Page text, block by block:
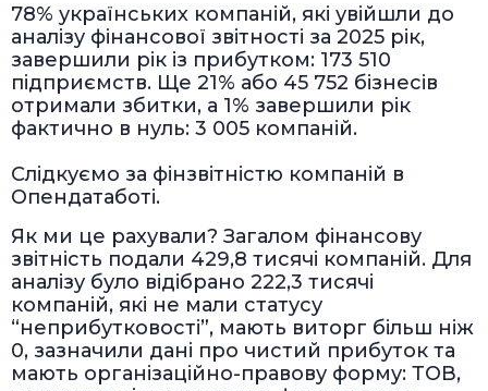
78% українських компаній, які увійшли до
аналізу фінансової звітності за 2025 рік,
завершили рік із прибутком: 173 510
підприємств. Ще 21% або 45 752 бізнесів
отримали збитки, а 1% завершили рік
фактично в нуль: 3 005 компаній.
Слідкуємо за фінзвітністю компаній в
Опендатаботі.
Як ми це рахували? Загалом фінансову
звітність подали 429,8 тисячі компаній. Для
аналізу було відібрано 222,3 тисячі
компаній, які не мали статусу
“неприбутковості”, мають виторг більш ніж
0, зазначили дані про чистий прибуток та
мають організаційно-правову форму: ТОВ,